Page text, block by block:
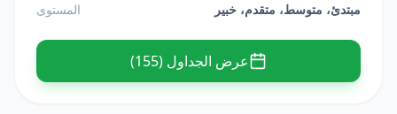
مبتدئ، متوسط، متقدم، خبير
المستوى
عرض الجداول (155)